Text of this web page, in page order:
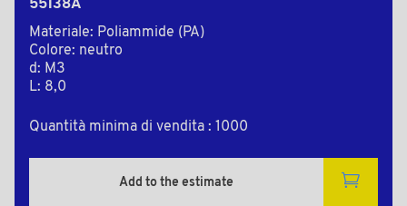
55138A
Materiale: Poliammide (PA)
Colore: neutro
d: M3
L: 8,0
Quantità minima di vendita : 1000
Add to the estimate